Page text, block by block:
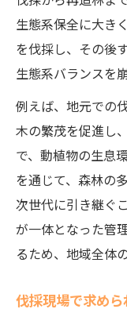
生態系保全に大き
を伐採し、その後
生態系バランスを
例えば、地元での
木の繁茂を促進し
で、動植物の生息
を通じて、森林の
次世代に引き継ぐ
が一体となった管
るため、地域全体
伐採現場で求め